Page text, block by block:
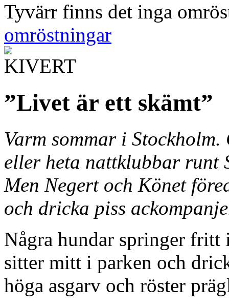
Tyvärr finns det inga
omröstningar
”Livet är ett skämt”
Varm sommar i
eller heta nattklubbar runt
Men Negert och Könet
och dricka piss
Några hundar springer fritt
sitter mitt i parken och
höga asgarv och röster